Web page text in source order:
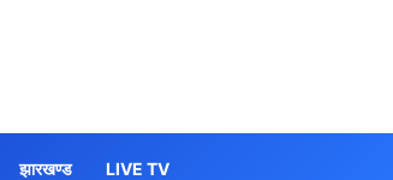
झारखण्ड LIVE TV